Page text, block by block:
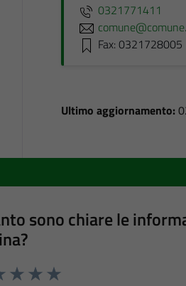
0321771411
Fax: 0321728005
Ultimo aggiornamento:
sono chiare le